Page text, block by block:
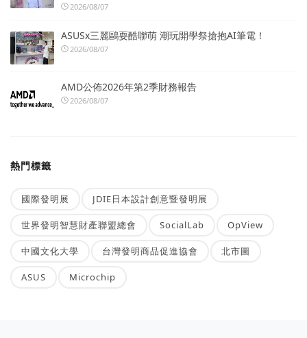
2026/08/07
ASUSx三麗鷗耍酷聯萌 潮玩開學祭搶抱AI筆電！
2026/08/07
AMD公佈2026年第2季財務報告
2026/08/07
熱門標籤
國際發明展 JDIE日本設計創意暨發明展
世界發明智慧財產聯盟總會 SocialLab OpView
中國文化大學 台灣發明商品促進協會 北市圖
ASUS Microchip